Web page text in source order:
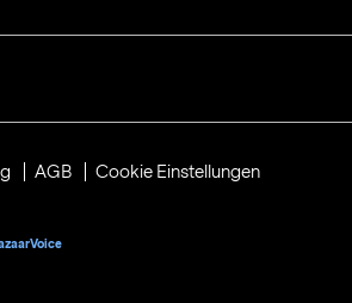
AGB Cookie Einstellungen